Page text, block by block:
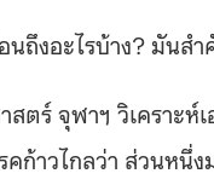
ถึงอะไรบ้าง?มันสำ
ตร์ จุฬาฯ วิเคราะ
าวไกลว่า ส่วนหนึ่ง